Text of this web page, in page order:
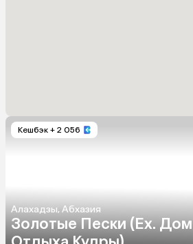
Кешбэк + 2 056
Алахадзы, Абхазия
Золотые Пески (Ex. Дом